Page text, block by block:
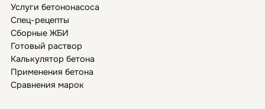
Услуги бетононасоса
Спец-рецепты
Сборные ЖБИ
Готовый раствор
Калькулятор бетона
Применения бетона
Сравнения марок